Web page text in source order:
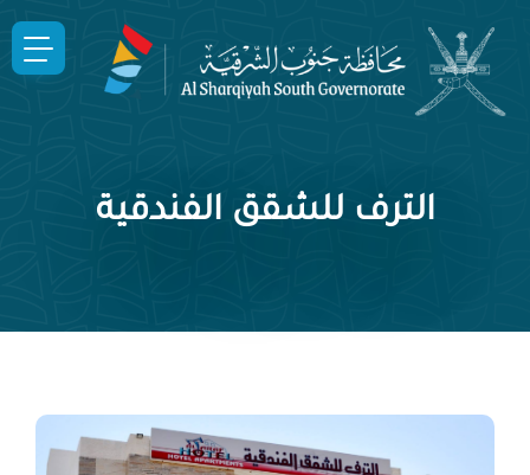
الترف للشقق الفندقية